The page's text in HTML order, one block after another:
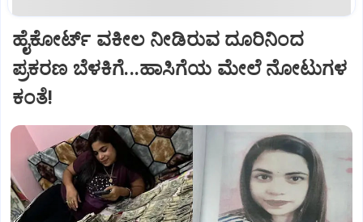
ಹೈಕೋರ್ಟ್‌ ವಕೀಲ ನೀಡಿರುವ ದೂರಿನಿಂದ
ಪ್ರಕರಣ ಬೆಳಕಿಗೆ...ಹಾಸಿಗೆಯ ಮೇಲೆ ನೋಟುಗಳ
ಕಂತೆ!